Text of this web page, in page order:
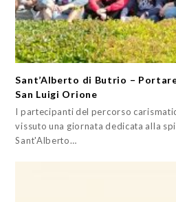
Sant’Alberto di Butrio –
San Luigi Orione
I partecipanti del percorso
vissuto una giornata dedicata alla
Sant'Alberto…